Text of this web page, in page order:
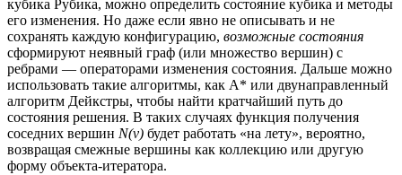
кубика Рубика, можно определить состояние кубика и методы
его изменения. Но даже если явно не описывать и не
сохранять каждую конфигурацию, возможные состояния
сформируют неявный граф (или множество вершин) с
ребрами — операторами изменения состояния. Дальше можно
использовать такие алгоритмы, как A* или двунаправленный
алгоритм Дейкстры, чтобы найти кратчайший путь до
состояния решения. В таких случаях функция получения
соседних вершин N(v) будет работать «на лету», вероятно,
возвращая смежные вершины как коллекцию или другую
форму объекта-итератора.